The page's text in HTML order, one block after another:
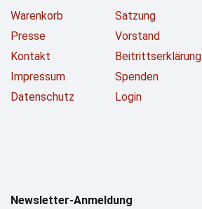
Warenkorb
Presse
Kontakt
Impressum
Datenschutz
Satzung
Vorstand
Beitrittserklärung
Spenden
Login
Newsletter-Anmeldung